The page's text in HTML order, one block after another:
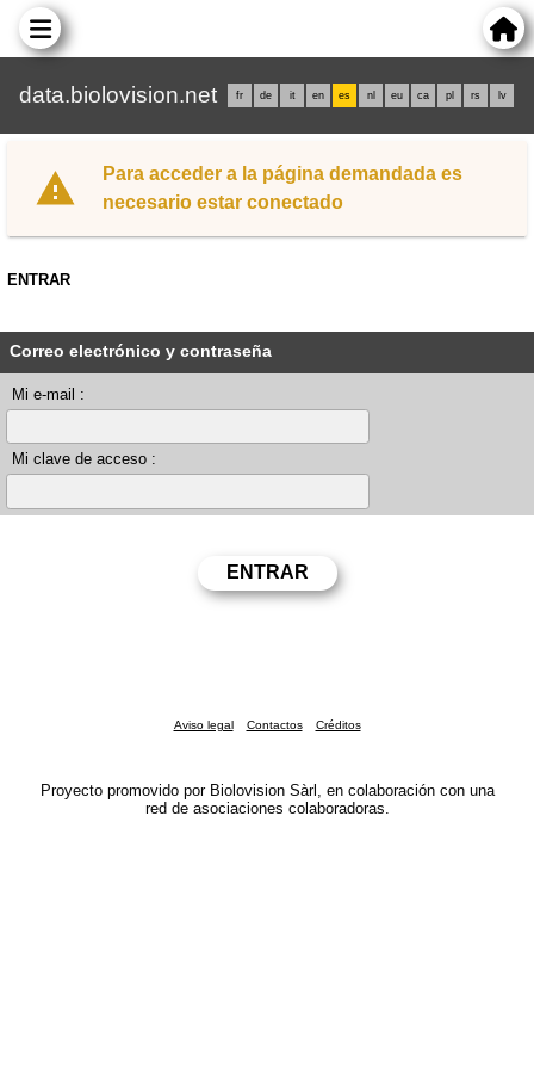
data.biolovision.net fr de it en es nl eu ca pl rs lv
Para acceder a la página demandada es
necesario estar conectado
ENTRAR
Correo electrónico y contraseña
Mi e-mail :
Mi clave de acceso :
Aviso legal Contactos Créditos
Proyecto promovido por Biolovision Sàrl, en colaboración con una
red de asociaciones colaboradoras.